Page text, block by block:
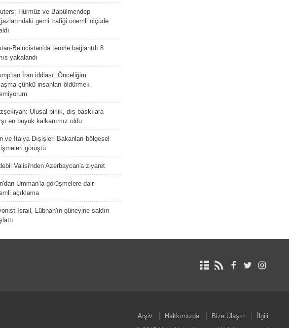
Hürmüz ve Babülmendep
gemi trafiği önemli ölçüde
Belucistan'da terörle bağlantılı 8
yakalandı
İran iddiası: Önceliğim
çünkü insanları öldürmek
Ulusal birlik, dış baskılara
en büyük kalkanımız oldu
ve İtalya Dışişleri Bakanları bölgesel
görüştü
Valisi'nden Azerbaycan'a ziyaret
Umman'la görüşmelere dair
açıklama
İsrail, Lübnan'ın güneyine saldırı
Arşiv Hakkımızda Bize Ulaşın
İlgili